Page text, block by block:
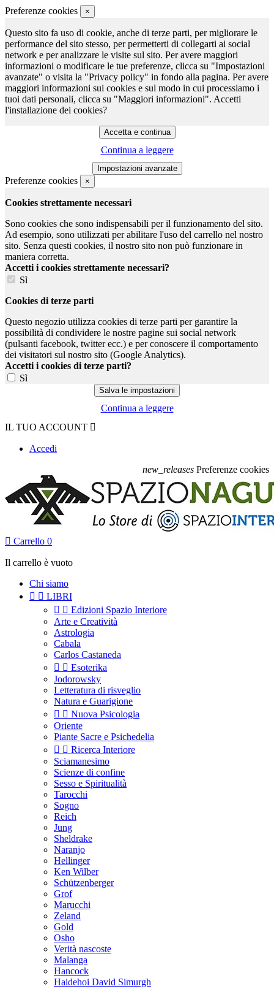
Preferenze cookies ×
Questo sito fa uso di cookie, anche di terze parti, per migliorare le
performance del sito stesso, per permetterti di collegarti ai social
network e per analizzare le visite sul sito. Per avere maggiori
informazioni o modificare le tue preferenze, clicca su "Impostazioni
avanzate" o visita la "Privacy policy" in fondo alla pagina. Per avere
maggiori informazioni sui cookies e sul modo in cui processiamo i
tuoi dati personali, clicca su "Maggiori informazioni". Accetti
l'installazione dei cookies?
Continua a leggere
Preferenze cookies ×
Cookies strettamente necessari
Sono cookies che sono indispensabili per il funzionamento del sito.
Ad esempio, sono utilizzati per abilitare l'uso del carrello nel nostro
sito. Senza questi cookies, il nostro sito non può funzionare in
maniera corretta.
Accetti i cookies strettamente necessari?
Sì
Cookies di terze parti
Questo negozio utilizza cookies di terze parti per garantire la
possibilità di condividere le nostre pagine sui social network
(pulsanti facebook, twitter ecc.) e per conoscere il comportamento
dei visitatori sul nostro sito (Google Analytics).
Accetti i cookies di terze parti?
Sì
Continua a leggere
IL TUO ACCOUNT 
Accedi
new_releases Preferenze cookies
 Carrello 0
Il carrello è vuoto
Chi siamo
  LIBRI
  Edizioni Spazio Interiore
Arte e Creatività
Astrologia
Cabala
Carlos Castaneda
  Esoterika
Jodorowsky
Letteratura di risveglio
Natura e Guarigione
  Nuova Psicologia
Oriente
Piante Sacre e Psichedelia
  Ricerca Interiore
Sciamanesimo
Scienze di confine
Sesso e Spiritualità
Tarocchi
Sogno
Reich
Jung
Sheldrake
Naranjo
Hellinger
Ken Wilber
Schützenberger
Grof
Marucchi
Zeland
Gold
Osho
Verità nascoste
Malanga
Hancock
Haidehoi David Simurgh